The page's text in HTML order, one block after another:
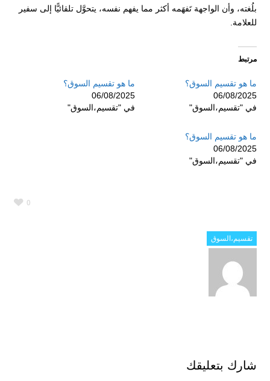
بلُغته، وأن الواجهة تَفهَمه أكثر مما يفهم نفسه، يتحوَّل تلقائيًّا إلى سفير
للعلامة.
مرتبط
ما هو تقسيم السوق؟
06/08/2025
في "تقسيم،السوق"
ما هو تقسيم السوق؟
06/08/2025
في "تقسيم،السوق"
ما هو تقسيم السوق؟
06/08/2025
في "تقسيم،السوق"
0
تقسيم،السوق
شارك بتعليقك